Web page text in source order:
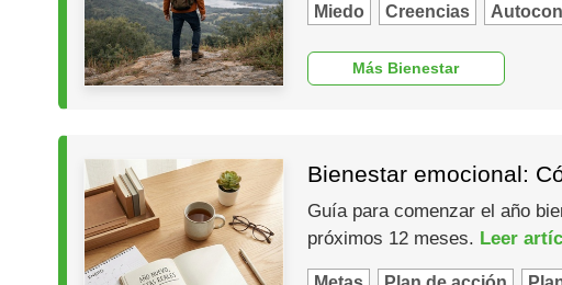
Miedo Creencias
Más Bienestar
Bienestar emocional:
Guía para comenzar el año
próximos 12 meses. Leer